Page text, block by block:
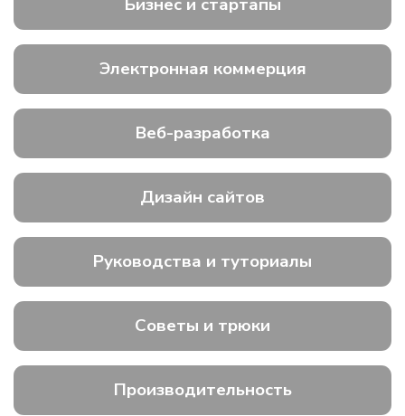
Бизнес и стартапы
Электронная коммерция
Веб-разработка
Дизайн сайтов
Руководства и туториалы
Советы и трюки
Производительность